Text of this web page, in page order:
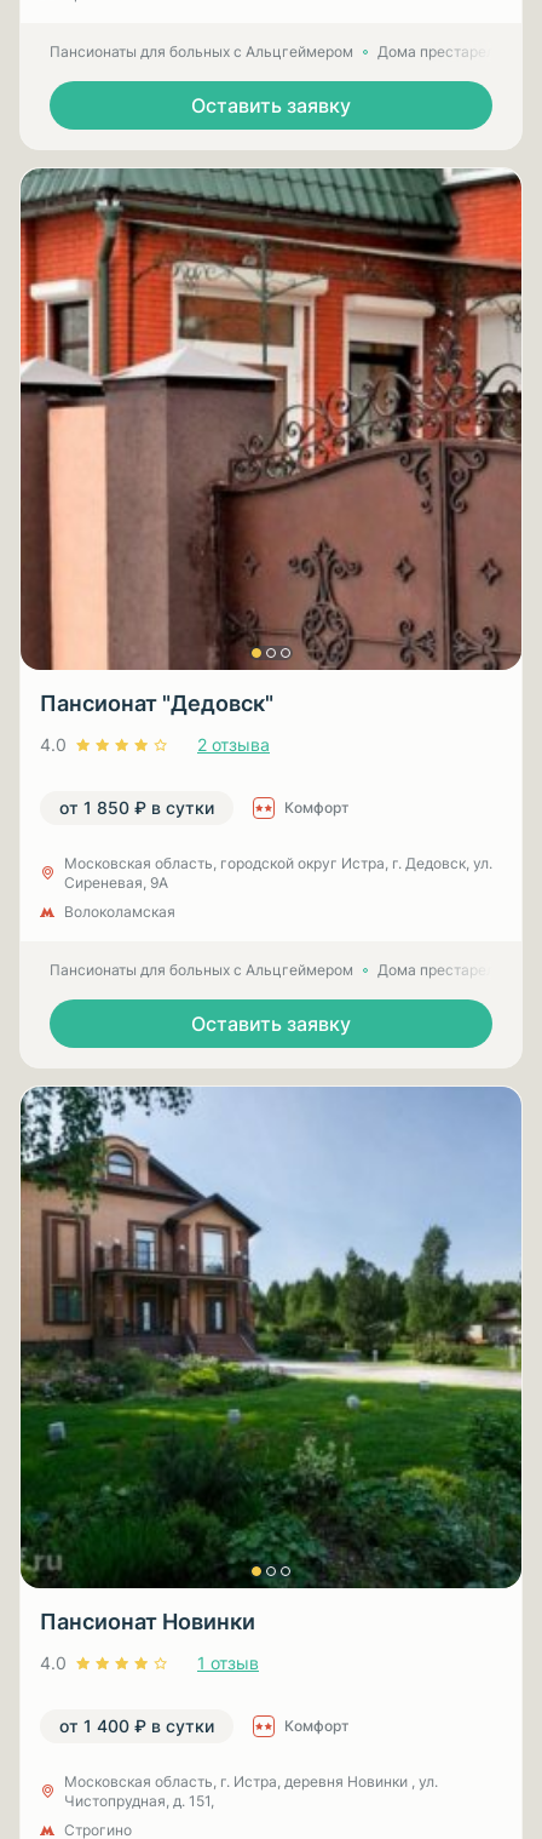
Пансионаты для больных с Альцгеймером Дома престарелых
Оставить заявку
Пансионат "Дедовск"
4.0 2 отзыва
от 1 850 ₽ в сутки Комфорт
Московская область, городской округ Истра, г. Дедовск, ул.
Сиреневая, 9А
Волоколамская
Пансионаты для больных с Альцгеймером Дома престарелых
Оставить заявку
Пансионат Новинки
4.0 1 отзыв
от 1 400 ₽ в сутки Комфорт
Московская область, г. Истра, деревня Новинки , ул.
Чистопрудная, д. 151,
Строгино